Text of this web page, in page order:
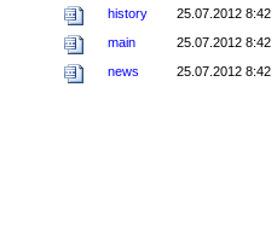
history 25.07.2012 8:42
main
25.07.2012 8:42
news
25.07.2012 8:42